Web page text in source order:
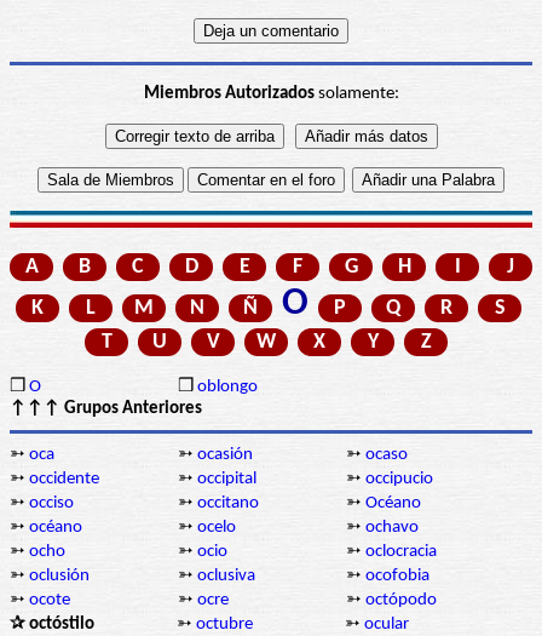
Miembros Autorizadossolamente:
A B C D E F G H I
J
K
L M N Ñ O P Q R
S
T
U V W X Y Z
❒ O ❒ oblongo
↑↑↑ Grupos Anteriores
➳ oca ➳ ocasión ➳ ocaso
➳ occidente ➳ occipital ➳ occipucio
➳ occiso ➳ occitano ➳ Océano
➳ océano ➳ ocelo ➳ ochavo
➳ ocho ➳ ocio ➳ oclocracia
➳ oclusión ➳ oclusiva ➳ ocofobia
➳ ocote ➳ ocre ➳ octópodo
✰ octóstilo
➳ octubre ➳ ocular